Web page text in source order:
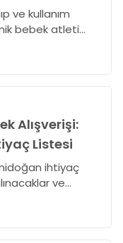
ve kullanım
bebek atleti
Alışverişi:
Listesi
ihtiyaç
ve